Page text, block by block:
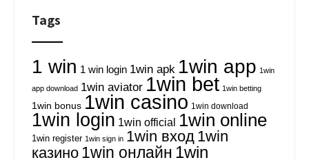
Tags
1 win 1 win login 1win apk 1win app 1win
app download 1win aviator 1win bet 1win betting
1win bonus 1win casino 1win download
1win login 1win official 1win online
1win register 1win sign in 1win вход 1win
казино 1win онлайн 1win